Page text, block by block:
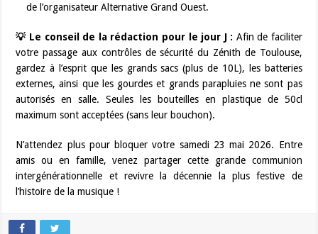
de l’organisateur Alternative Grand Ouest.
💡 Le conseil de la rédaction pour le jour J : Afin de faciliter
votre passage aux contrôles de sécurité du Zénith de Toulouse,
gardez à l’esprit que les grands sacs (plus de 10L), les batteries
externes, ainsi que les gourdes et grands parapluies ne sont pas
autorisés en salle. Seules les bouteilles en plastique de 50cl
maximum sont acceptées (sans leur bouchon).
N’attendez plus pour bloquer votre samedi 23 mai 2026. Entre
amis ou en famille, venez partager cette grande communion
intergénérationnelle et revivre la décennie la plus festive de
l’histoire de la musique !